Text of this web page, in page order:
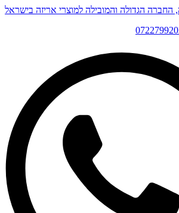
החברה הגדולה והמובילה למוצרי אריזה בישראל